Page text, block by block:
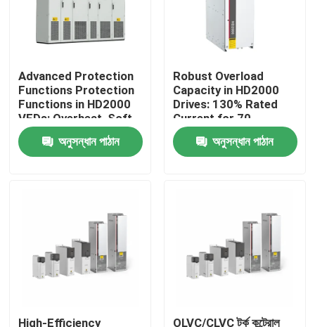
ভিডিও
কারখানা পরিদর্শন
গুণমান নিয়ন্ত্রণ
একটি উদ্ধৃতি অনুরোধ করুন
VFD পরিবর্তনশীল ফ্রিকোয়েন্সি ড্রাইভ
Advanced Protection
Functions Protection
Functions in HD2000
VFDs: Overheat, Soft-
Start, and IGBT Safety
অনুসন্ধান পাঠান
Robust Overload
Capacity in HD2000
Drives: 130% Rated
Current for 70
Seconds
অনুসন্ধান পাঠান
High-Efficiency OLVC/CLVC টর্ক কন্ট্রোল